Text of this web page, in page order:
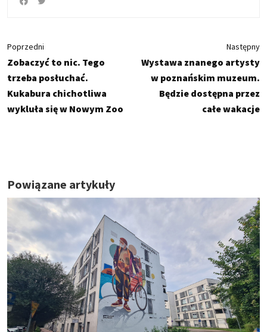
Poprzedni
Zobaczyć to nic. Tego
trzeba posłuchać.
Kukabura chichotliwa
wykluła się w Nowym Zoo
Następny
Wystawa znanego artysty
w poznańskim muzeum.
Będzie dostępna przez
całe wakacje
Powiązane artykuły